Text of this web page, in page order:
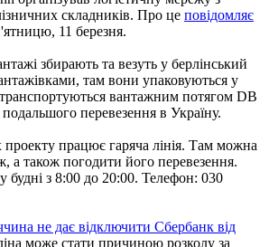
складників. Про це повідомляє
11 березня.
збирають та везуть у берлінський
там вони упаковуються у
вантажним потягом DB
перевезення в Україну.
працює гаряча лінія. Там можна
а також погодити його перевезення.
будні з 8:00 до 20:00. Телефон: 030
не дає відключити Сбербанк від
може стати причиною розколу за